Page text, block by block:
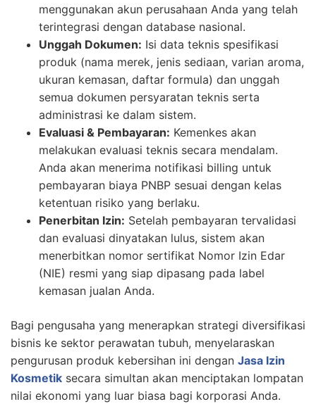
menggunakan akun perusahaan Anda yang telah
terintegrasi dengan database nasional.
Unggah Dokumen: Isi data teknis spesifikasi
produk (nama merek, jenis sediaan, varian aroma,
ukuran kemasan, daftar formula) dan unggah
semua dokumen persyaratan teknis serta
administrasi ke dalam sistem.
Evaluasi & Pembayaran: Kemenkes akan
melakukan evaluasi teknis secara mendalam.
Anda akan menerima notifikasi billing untuk
pembayaran biaya PNBP sesuai dengan kelas
ketentuan risiko yang berlaku.
Penerbitan Izin: Setelah pembayaran tervalidasi
dan evaluasi dinyatakan lulus, sistem akan
menerbitkan nomor sertifikat Nomor Izin Edar
(NIE) resmi yang siap dipasang pada label
kemasan jualan Anda.
Bagi pengusaha yang menerapkan strategi diversifikasi
bisnis ke sektor perawatan tubuh, menyelaraskan
pengurusan produk kebersihan ini dengan Jasa Izin
Kosmetik secara simultan akan menciptakan lompatan
nilai ekonomi yang luar biasa bagi korporasi Anda.